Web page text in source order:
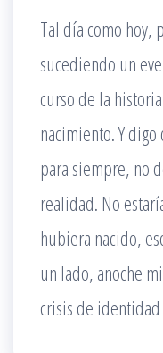
Tal día como hoy,
sucediendo un
curso de la
nacimiento. Y
para siempre, no
realidad. No
hubiera nacido,
un lado, anoche
crisis de